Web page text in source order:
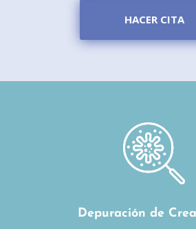
HACER CITA
Depuración de